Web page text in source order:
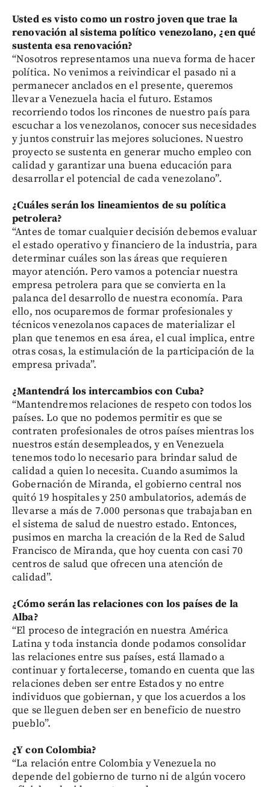
Usted es visto como un rostro joven que trae la
renovación al sistema político venezolano, ¿en qué
sustenta esa renovación?
“Nosotros representamos una nueva forma de hacer
política. No venimos a reivindicar el pasado ni a
permanecer anclados en el presente, queremos
llevar a Venezuela hacia el futuro. Estamos
recorriendo todos los rincones de nuestro país para
escuchar a los venezolanos, conocer sus necesidades
y juntos construir las mejores soluciones. Nuestro
proyecto se sustenta en generar mucho empleo con
calidad y garantizar una buena educación para
desarrollar el potencial de cada venezolano”.
¿Cuáles serán los lineamientos de su política
petrolera?
“Antes de tomar cualquier decisión debemos evaluar
el estado operativo y financiero de la industria, para
determinar cuáles son las áreas que requieren
mayor atención. Pero vamos a potenciar nuestra
empresa petrolera para que se convierta en la
palanca del desarrollo de nuestra economía. Para
ello, nos ocuparemos de formar profesionales y
técnicos venezolanos capaces de materializar el
plan que tenemos en esa área, el cual implica, entre
otras cosas, la estimulación de la participación de la
empresa privada”.
¿Mantendrá los intercambios con Cuba?
“Mantendremos relaciones de respeto con todos los
países. Lo que no podemos permitir es que se
contraten profesionales de otros países mientras los
nuestros están desempleados, y en Venezuela
tenemos todo lo necesario para brindar salud de
calidad a quien lo necesita. Cuando asumimos la
Gobernación de Miranda, el gobierno central nos
quitó 19 hospitales y 250 ambulatorios, además de
llevarse a más de 7.000 personas que trabajaban en
el sistema de salud de nuestro estado. Entonces,
pusimos en marcha la creación de la Red de Salud
Francisco de Miranda, que hoy cuenta con casi 70
centros de salud que ofrecen una atención de
calidad”.
¿Cómo serán las relaciones con los países de la
Alba?
“El proceso de integración en nuestra América
Latina y toda instancia donde podamos consolidar
las relaciones entre sus países, está llamado a
continuar y fortalecerse, tomando en cuenta que las
relaciones deben ser entre Estados y no entre
individuos que gobiernan, y que los acuerdos a los
que se lleguen deben ser en beneficio de nuestro
pueblo”.
¿Y con Colombia?
“La relación entre Colombia y Venezuela no
depende del gobierno de turno ni de algún vocero